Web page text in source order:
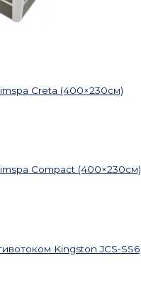
Creta (400×230см)
Compact (400×230см)
Kingston JCS-SS6